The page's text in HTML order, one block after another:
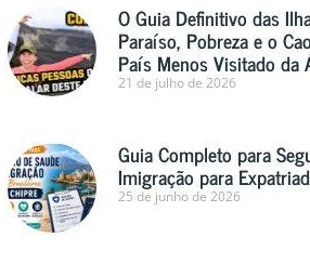
O Guia Definitivo das
Paraíso, Pobreza e o
País Menos Visitado da
21 de julho de 2026
Guia Completo para
Imigração para
25 de junho de 2026